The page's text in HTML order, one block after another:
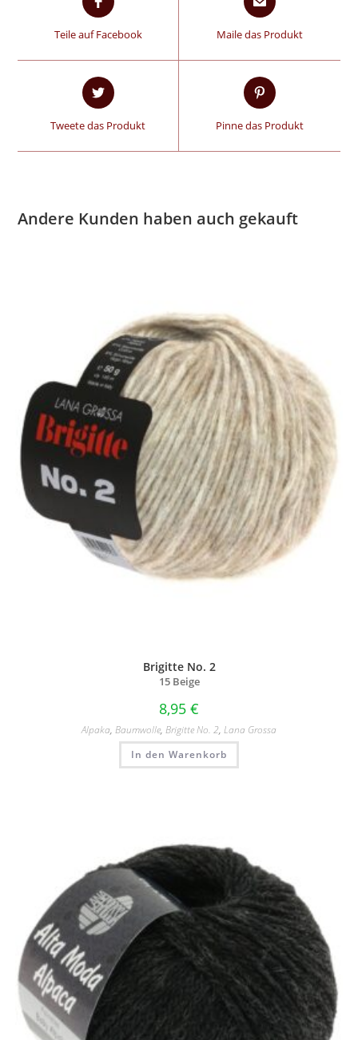
Teile auf Facebook Maile das Produkt
Tweete das Produkt Pinne das Produkt
Andere Kunden haben auch gekauft
Brigitte No. 2
15 Beige
8,95 €
Alpaka, Baumwolle, Brigitte No. 2, Lana Grossa
In den Warenkorb